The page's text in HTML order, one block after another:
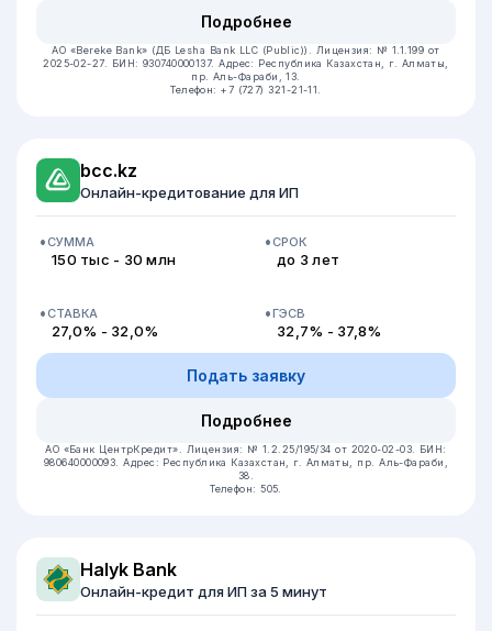
Подробнее
АО «Bereke Bank» (ДБ Lesha Bank LLC (Public)).
Лицензия: № 1.1.199 от
2025-02-27.
БИН: 930740000137.Адрес: Республика Казахстан, г. Алматы,
пр. Аль-Фараби, 13.
Телефон: +7 (727) 321-21-11.
bcc.kz
Онлайн-кредитование для ИП
СУММА
150 тыс - 30 млн
СРОК
до 3 лет
СТАВКА
27,0% - 32,0%
ГЭСВ
32,7% - 37,8%
Подать заявку
Подробнее
АО «Банк ЦентрКредит». Лицензия: № 1.2.25/195/34 от 2020-02-03. БИН:
980640000093.Адрес: Республика Казахстан, г. Алматы, пр. Аль-Фараби,
38.
Телефон: 505.
Halyk Bank
Онлайн-кредит для ИП за 5 минут